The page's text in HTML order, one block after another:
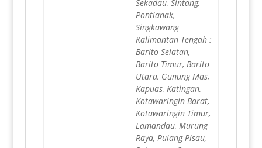
Sekadau, Sintang,
Pontianak,
Singkawang
Kalimantan Tengah :
Barito Selatan,
Barito Timur, Barito
Utara, Gunung Mas,
Kapuas, Katingan,
Kotawaringin Barat,
Kotawaringin Timur,
Lamandau, Murung
Raya, Pulang Pisau,